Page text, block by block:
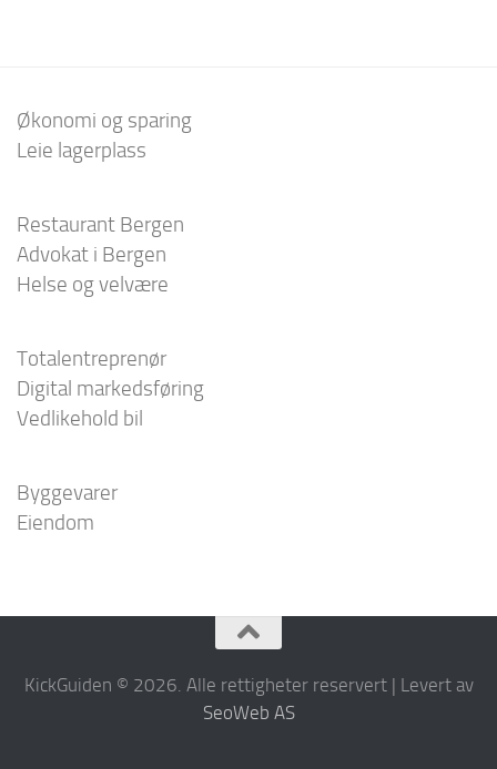
Økonomi og sparing
Leie lagerplass
Restaurant Bergen
Advokat i Bergen
Helse og velvære
Totalentreprenør
Digital markedsføring
Vedlikehold bil
Byggevarer
Eiendom
KickGuiden © 2026. Alle rettigheter reservert | Levert av
SeoWeb AS